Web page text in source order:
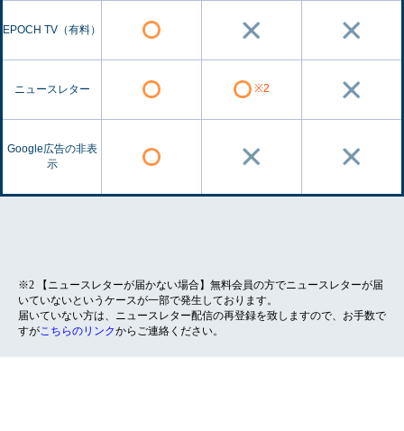
EPOCH TV（有料）
ニュースレター ※2
Google広告の非表
示
※2 【ニュースレターが届かない場合】無料会員の方でニュースレターが届
いていないというケースが一部で発生しております。
届いていない方は、ニュースレター配信の再登録を致しますので、お手数で
すがこちらのリンクからご連絡ください。